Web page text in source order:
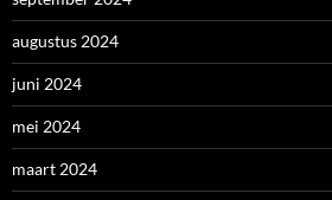
augustus 2024
juni 2024
mei 2024
maart 2024